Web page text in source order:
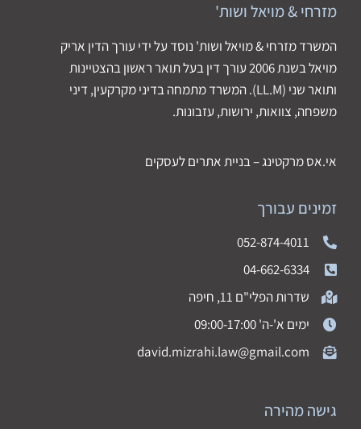
מזרחי & מויאל ושות'
המשרד מזרחי & מויאל ושות' נוסד על ידי עורך הדין אריק
מויאל בשנת 2006 עורך דין בעל תואר ראשון בהצטיינות
ותואר שני (LL.M). המשרד מתמחה בדיני מקרקעין, דיני
משפחה, צוואות, ירושות, עזבונות.
אי.אס מרקטינג – בניית אתרים לעסקים
זמינים עבורך
052-874-4011
04-662-6334
שדרות הפלי"ם 11, חיפה
ימים א'-ה' 09:00-17:00
david.mizrahi.law@gmail.com
גישה מהירה